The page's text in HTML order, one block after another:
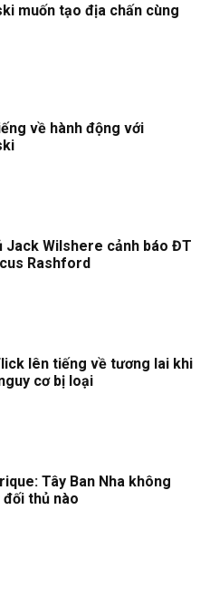
muốn tạo địa chấn cùng
về hành động với
Jack Wilshere cảnh báo ĐT
Rashford
lên tiếng về tương lai khi
cơ bị loại
Tây Ban Nha không
thủ nào